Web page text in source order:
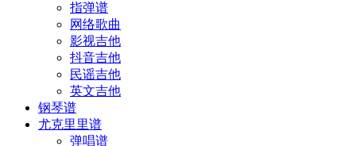
指弹谱
网络歌曲
影视吉他
抖音吉他
民谣吉他
英文吉他
钢琴谱
尤克里里谱
弹唱谱